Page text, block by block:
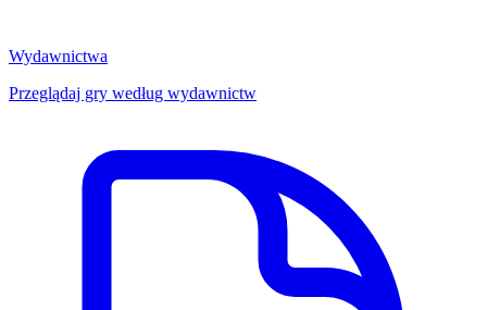
Wydawnictwa
Przeglądaj gry według wydawnictw